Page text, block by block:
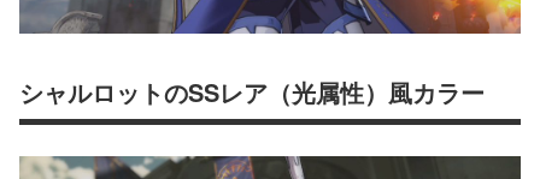
シャルロットのSSレア（光属性）風カラー